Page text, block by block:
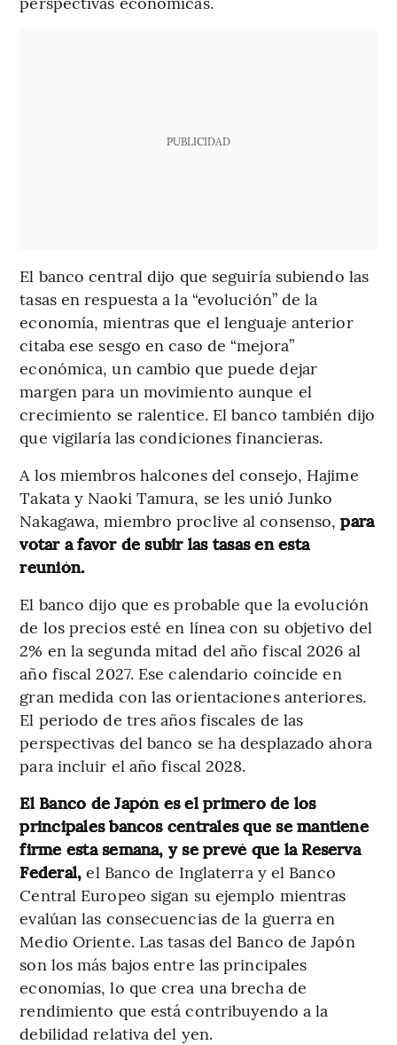
PUBLICIDAD
El banco central dijo que seguiría subiendo las
tasas en respuesta a la “evolución” de la
economía, mientras que el lenguaje anterior
citaba ese sesgo en caso de “mejora”
económica, un cambio que puede dejar
margen para un movimiento aunque el
crecimiento se ralentice. El banco también dijo
que vigilaría las condiciones financieras.
A los miembros halcones del consejo, Hajime
Takata y Naoki Tamura, se les unió Junko
Nakagawa, miembro proclive al consenso,para
votar a favor de subir las tasas en esta
reunión.
El banco dijo que es probable que la evolución
de los precios esté en línea con su objetivo del
2% en la segunda mitad del año fiscal 2026 al
año fiscal 2027. Ese calendario coincide en
gran medida con las orientaciones anteriores.
El periodo de tres años fiscales de las
perspectivas del banco se ha desplazado ahora
para incluir el año fiscal 2028.
El Banco de Japón es el primero de los
principales bancos centrales que se mantiene
firme esta semana, y se prevé que la Reserva
Federal, el Banco de Inglaterra y el Banco
Central Europeo sigan su ejemplo mientras
evalúan las consecuencias de la guerra en
Medio Oriente. Las tasas del Banco de Japón
son los más bajos entre las principales
economías, lo que crea una brecha de
rendimiento que está contribuyendo a la
debilidad relativa del yen.